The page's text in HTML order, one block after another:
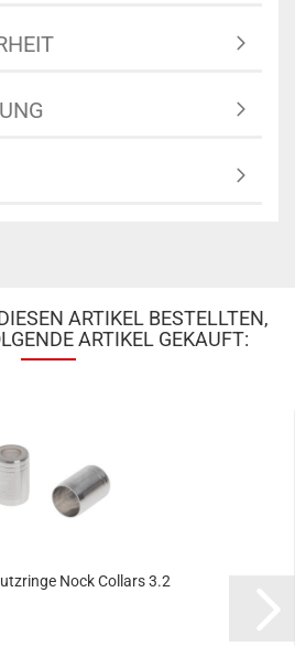
ARTIKEL BESTELLTEN,
ARTIKEL GEKAUFT:
Nock Collars 3.2